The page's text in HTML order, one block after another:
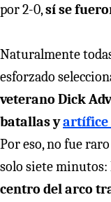
por 2-0,sí se
Naturalmente
esforzado
veterano Dick
batallas yartífice
Por eso, no fue
solo siete minutos:
centro del arco